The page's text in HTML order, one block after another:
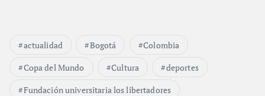
actualidad Bogotá
Colombia
Copa del Mundo
Cultura
deportes
Fundación universitaria los libertadores